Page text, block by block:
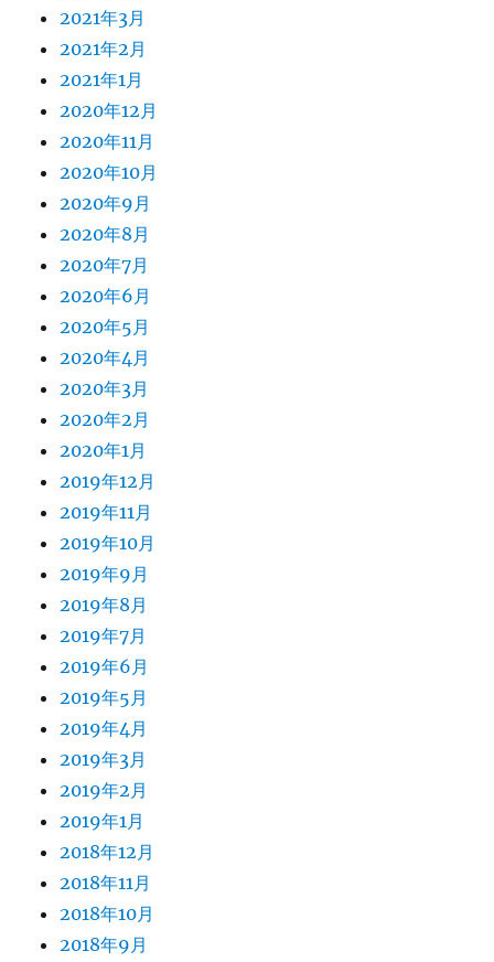
2021年3月
2021年2月
2021年1月
2020年12月
2020年11月
2020年10月
2020年9月
2020年8月
2020年7月
2020年6月
2020年5月
2020年4月
2020年3月
2020年2月
2020年1月
2019年12月
2019年11月
2019年10月
2019年9月
2019年8月
2019年7月
2019年6月
2019年5月
2019年4月
2019年3月
2019年2月
2019年1月
2018年12月
2018年11月
2018年10月
2018年9月